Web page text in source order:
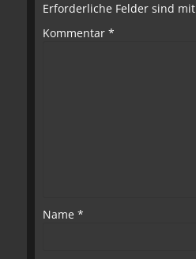
Erforderliche Felder sind mit
Kommentar *
Name *